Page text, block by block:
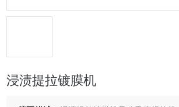
浸渍提拉镀膜机